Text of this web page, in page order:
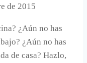
de 2015
¿Aún no has
¿Aún no has
de casa? Hazlo,